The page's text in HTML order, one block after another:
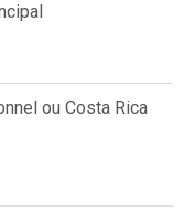
ou Costa Rica